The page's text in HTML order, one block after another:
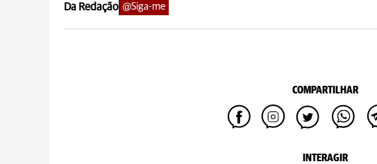
Da Redação @Siga-me
COMPARTILHAR
INTERAGIR